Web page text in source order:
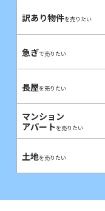
訳あり物件を売りたい
急ぎで売りたい
長屋を売りたい
マンション
アパートを売りたい
土地を売りたい